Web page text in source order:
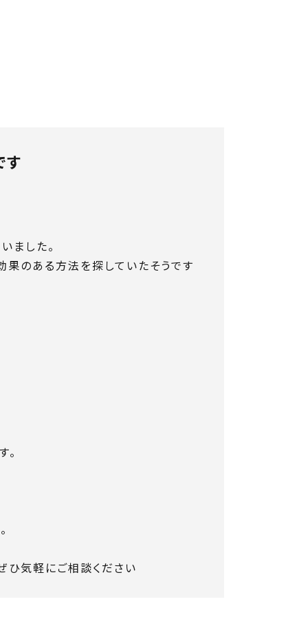
す
ました。
のある方法を探していたそうです
ひ気軽にご相談ください